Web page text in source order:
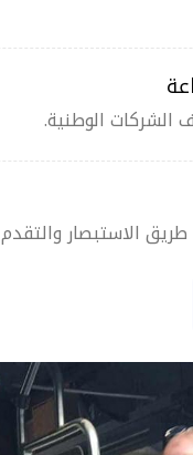
الشركات الوطنية.
الاستبصار والتقدم